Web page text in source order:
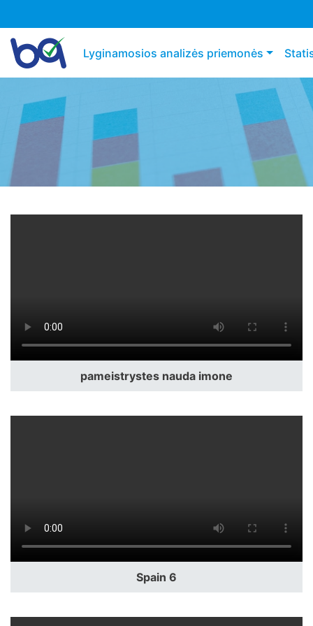
Main navigation
Lyginamosios analizės priemonės
pameistrystes nauda imone
Spain 6